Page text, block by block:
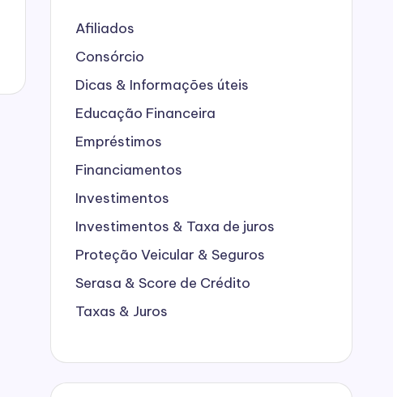
Afiliados
Consórcio
Dicas & Informações úteis
Educação Financeira
Empréstimos
Financiamentos
Investimentos
Investimentos & Taxa de juros
Proteção Veicular & Seguros
Serasa & Score de Crédito
Taxas & Juros